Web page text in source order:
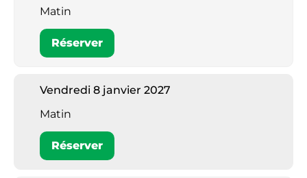
Matin
Réserver
Vendredi 8 janvier 2027
Matin
Réserver